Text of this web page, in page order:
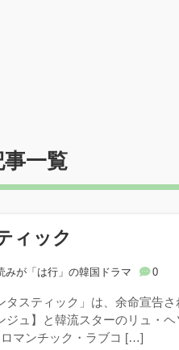
事一覧
ィック
みが「は行」の韓国ドラマ 0
タスティック」は、余命宣告
ジュ】と韓流スターのリュ・
マンチック・ラブコ […]